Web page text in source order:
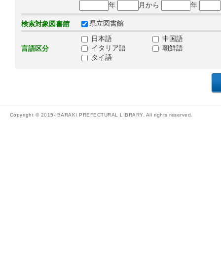
年
月から 年
検索対象図書館 県立図書館
言語区分
日本語
中国語
イタリア語
朝鮮語
タイ語
Copyright © 2015-IBARAKI PREFECTURAL LIBRARY. All rights reserved.